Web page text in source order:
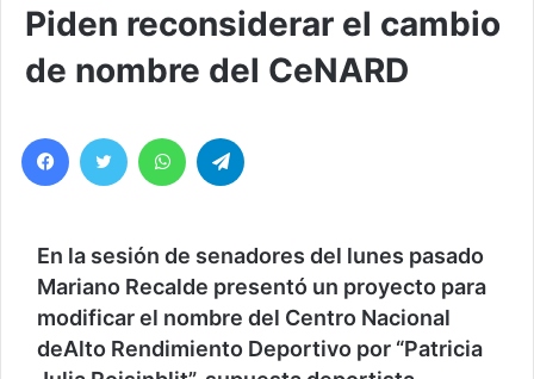
Piden reconsiderar el cambio
de nombre del CeNARD
Facebook
Twitter WhatsApp
En la sesión de senadores del lunes pasado
Mariano Recalde presentó un proyecto para
modificar el nombre del Centro Nacional
deAlto Rendimiento Deportivo por “Patricia